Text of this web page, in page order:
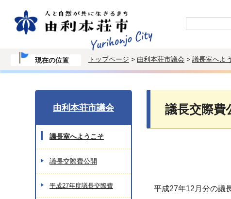
現在の位置 トップページ > 由利本荘市議会 > 議長室へよ
議長交際費
平成27年12月分の議
由利本荘市議会
議長室へようこそ
議長交際費公開
平成27年度議長交際費